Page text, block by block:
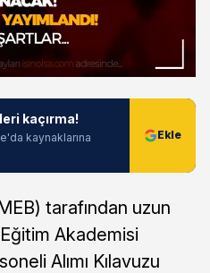
kaçırma!
kaynaklarına
tarafından uzun
Akademisi
Alımı Kılavuzu